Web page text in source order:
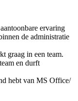
ervaring
de administratie
graag in een team.
en durft
hebt van MS Office/